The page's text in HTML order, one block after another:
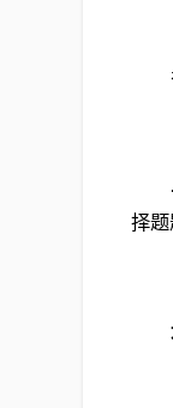
择